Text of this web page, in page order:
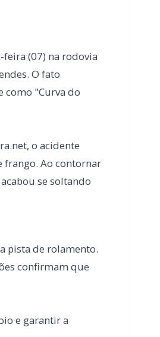
Ao contornar
se soltando
pista de rolamento.
confirmam que
nesta tarde. Os